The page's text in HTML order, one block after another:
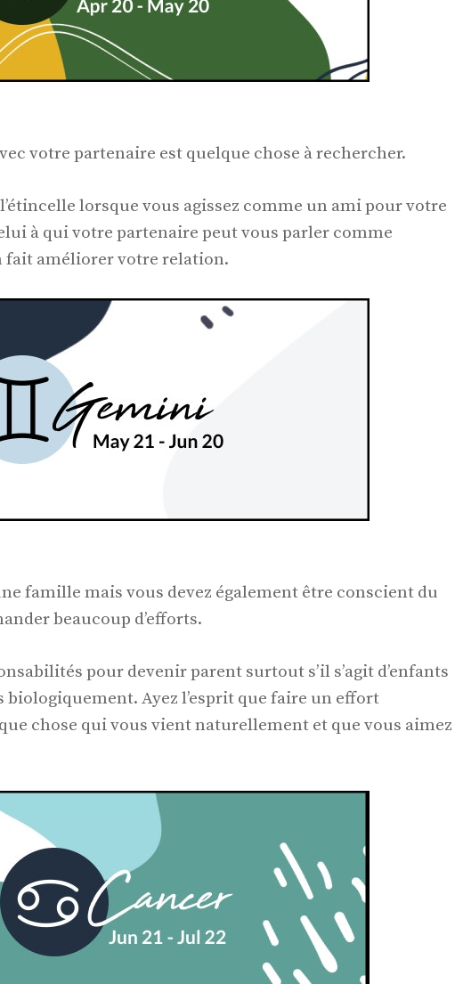
votre partenaire est quelque chose à rechercher.
l’étincelle lorsque vous agissez comme un ami pour votre
à qui votre partenaire peut vous parler comme
fait améliorer votre relation.
famille mais vous devez également être conscient du
beaucoup d’efforts.
pour devenir parent surtout s’il s’agit d’enfants
biologiquement. Ayez l’esprit que faire un effort
chose qui vous vient naturellement et que vous aimez